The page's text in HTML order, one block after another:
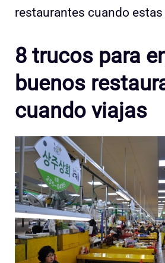
restaurantes cuando
8 trucos para
buenos
cuando viajas